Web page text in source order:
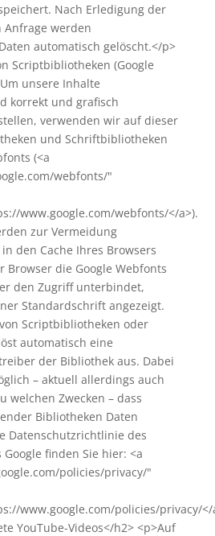
Nach Erledigung der
Anfrage werden
automatisch gelöscht.</p>
Scriptbibliotheken (Google
unsere Inhalte
korrekt und grafisch
verwenden wir auf dieser
und Schriftbibliotheken
(<a
webfonts/"
www.google.com/webfonts/</a>).
zur Vermeidung
den Cache Ihres Browsers
Browser die Google Webfonts
den Zugriff unterbindet,
Standardschrift angezeigt.
Scriptbibliotheken oder
automatisch eine
der Bibliothek aus. Dabei
– aktuell allerdings auch
welchen Zwecken – dass
Bibliotheken Daten
Datenschutzrichtlinie des
finden Sie hier: <a
policies/privacy/"
www.google.com/policies/privacy/</
YouTube-Videos</h2> <p>Auf